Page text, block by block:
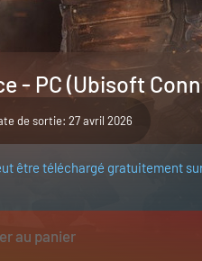
- PC (Ubisoft
de sortie: 27 avril 2026
être téléchargé gratuitement
au panier